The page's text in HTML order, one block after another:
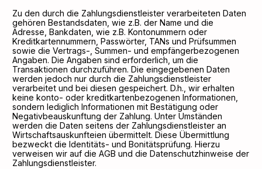
Zu den durch die Zahlungsdienstleister verarbeiteten Daten
gehören Bestandsdaten, wie z.B. der Name und die
Adresse, Bankdaten, wie z.B. Kontonummern oder
Kreditkartennummern, Passwörter, TANs und Prüfsummen
sowie die Vertrags-, Summen- und empfängerbezogenen
Angaben. Die Angaben sind erforderlich, um die
Transaktionen durchzuführen. Die eingegebenen Daten
werden jedoch nur durch die Zahlungsdienstleister
verarbeitet und bei diesen gespeichert. D.h., wir erhalten
keine konto- oder kreditkartenbezogenen Informationen,
sondern lediglich Informationen mit Bestätigung oder
Negativbeauskunftung der Zahlung. Unter Umständen
werden die Daten seitens der Zahlungsdienstleister an
Wirtschaftsauskunfteien übermittelt. Diese Übermittlung
bezweckt die Identitäts- und Bonitätsprüfung. Hierzu
verweisen wir auf die AGB und die Datenschutzhinweise der
Zahlungsdienstleister.